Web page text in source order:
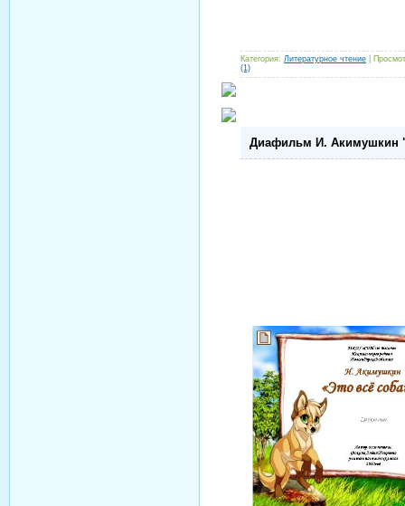
Категория: Литературное чтение |
(1)
Диафильм И. Акимушкин